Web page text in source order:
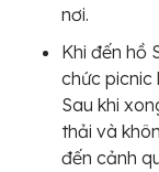
nơi.
Khi đến hồ
chức picnic
Sau khi
thải và
đến cảnh